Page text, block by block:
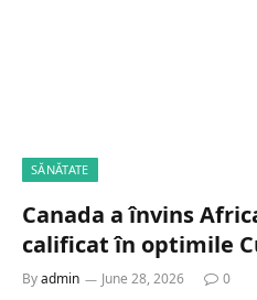
SĂNĂTATE
Canada a învins
calificat în optimile
Byadmin June 28, 2026 0